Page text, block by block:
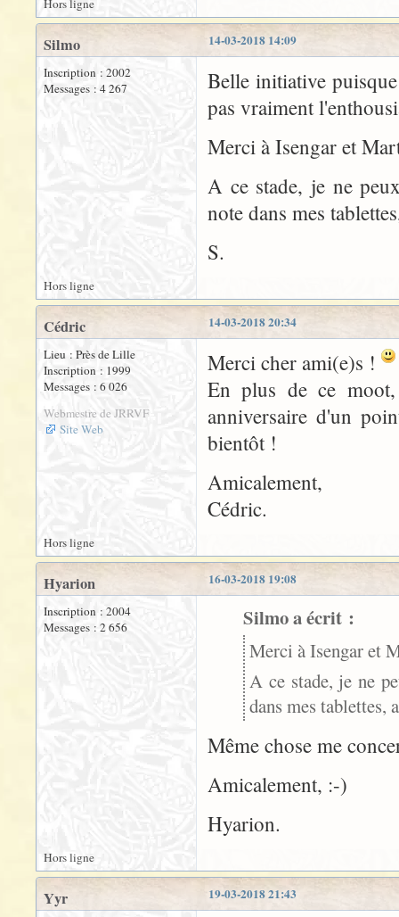
Hors ligne
14-03-2018 14:09
Silmo
Inscription : 2002
Messages : 4 267
Belle initiative
pas vraiment
Merci à Isengar et
A ce stade, je ne
note dans mes
S.
Hors ligne
14-03-2018 20:34
Cédric
Lieu : Près de Lille
Inscription : 1999
Messages : 6 026
Webmestre de JRRVF
Site Web
Merci cher ami(e)s !
En plus de ce moot,
anniversaire d'un
bientôt !
Amicalement,
Cédric.
Hors ligne
16-03-2018 19:08
Hyarion
Inscription : 2004
Messages : 2 656
Silmo a écrit :
Merci à Isengar et
A ce stade, je ne
dans mes tablettes,
Même chose me
Amicalement, :-)
Hyarion.
Hors ligne
19-03-2018 21:43
Yyr